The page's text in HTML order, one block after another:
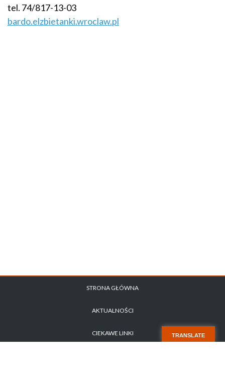
tel. 74/817-13-03
bardo.elzbietanki.wroclaw.pl
TRANSLATE
STRONA GŁÓWNA
AKTUALNOŚCI
CIEKAWE LINKI